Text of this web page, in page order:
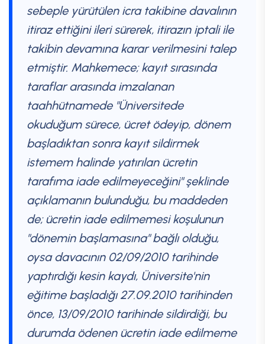
sebeple yürütülen icra takibine davalının
itiraz ettiğini ileri sürerek, itirazın iptali ile
takibin devamına karar verilmesini talep
etmiştir. Mahkemece; kayıt sırasında
taraflar arasında imzalanan
taahhütnamede "Üniversitede
okuduğum sürece, ücret ödeyip, dönem
başladıktan sonra kayıt sildirmek
istemem halinde yatırılan ücretin
tarafıma iade edilmeyeceğini" şeklinde
açıklamanın bulunduğu, bu maddeden
de; ücretin iade edilmemesi koşulunun
"dönemin başlamasına" bağlı olduğu,
oysa davacının 02/09/2010 tarihinde
yaptırdığı kesin kaydı, Üniversite'nin
eğitime başladığı 27.09.2010 tarihinden
önce, 13/09/2010 tarihinde sildirdiği, bu
durumda ödenen ücretin iade edilmeme